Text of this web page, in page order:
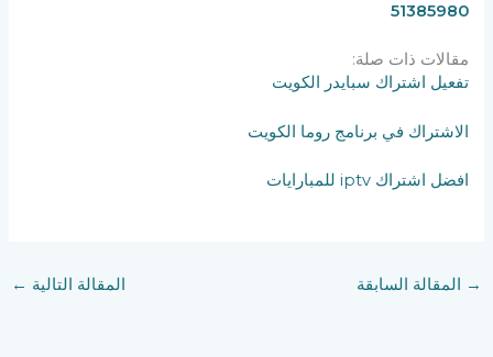
51385980
مقالات ذات صلة:
تفعيل اشتراك سبايدر الكويت
الاشتراك في برنامج روما الكويت
افضل اشتراك iptv للمبارايات
→ المقالة السابقة المقالة التالية ←